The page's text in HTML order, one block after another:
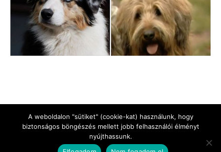
Jogi Nyilatkozat Impresszum Adatkezelési tájékoztató
A weboldalon "sütiket" (cookie-kat) használunk, hogy
biztonságos böngészés mellett jobb felhasználói élményt
nyújthassunk.